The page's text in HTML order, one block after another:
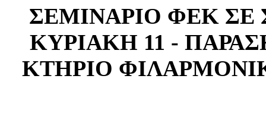
ΣΕΜΙΝΑΡΙΟ ΦΕΚ ΣΕ
ΚΥΡΙΑΚΗ 11 -
ΚΤΗΡΙΟ